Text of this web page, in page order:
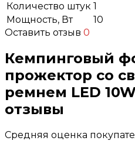
Количество штук 1
Мощность, Вт
10
Оставить отзыв 0
Кемпинговый
прожектор со
ремнем LED
отзывы
Средняя оценка